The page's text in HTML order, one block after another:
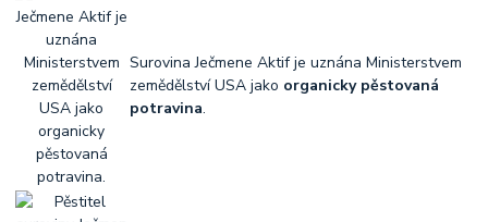
Surovina Ječmene Aktif je uznána Ministerstvem
zemědělství USA jako organicky pěstovaná
potravina.